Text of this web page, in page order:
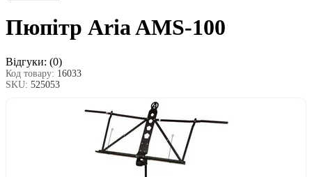
Пюпітр Aria AMS-100
Відгуки: (0)
Код товару: 16033
SKU: 525053